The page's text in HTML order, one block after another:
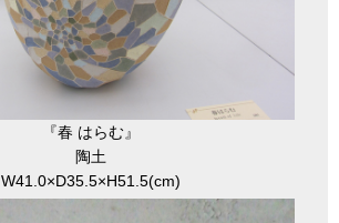
『春 はらむ』
陶土
W41.0×D35.5×H51.5(cm)